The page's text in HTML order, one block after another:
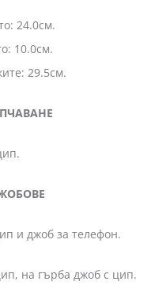
24.0см.
10.0см.
29.5см.
и джоб за телефон.
на гърба джоб с цип.